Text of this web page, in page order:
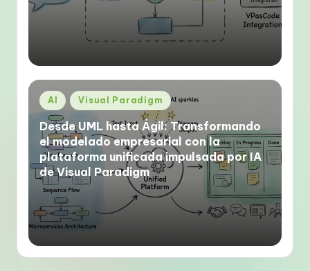
Publicado
en
AI Visual Paradigm
Desde UML hasta Ágil: Transformando
el modelado empresarial con la
plataforma unificada impulsada por IA
de Visual Paradigm